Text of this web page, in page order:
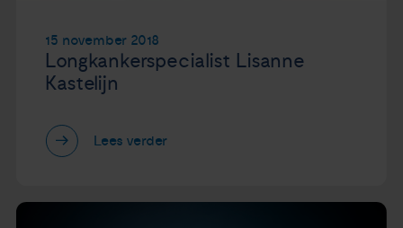
15 november 2018
Longkankerspecialist Lisanne
Kastelijn
Lees verder